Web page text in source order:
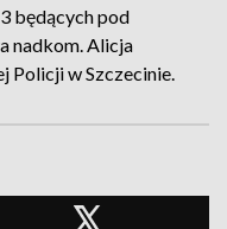
będących pod
nadkom. Alicja
Policji w Szczecinie.